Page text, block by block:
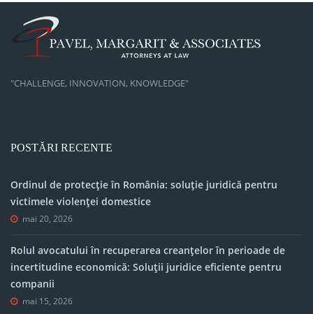
"CHALLENGE, INNOVATION, KNOWLEDGE"
POSTĂRI RECENTE
Ordinul de protecție în România: soluție juridică pentru
victimele violenței domestice
mai 20, 2026
Rolul avocatului în recuperarea creanțelor în perioade de
incertitudine economică: Soluții juridice eficiente pentru
companii
mai 15, 2026